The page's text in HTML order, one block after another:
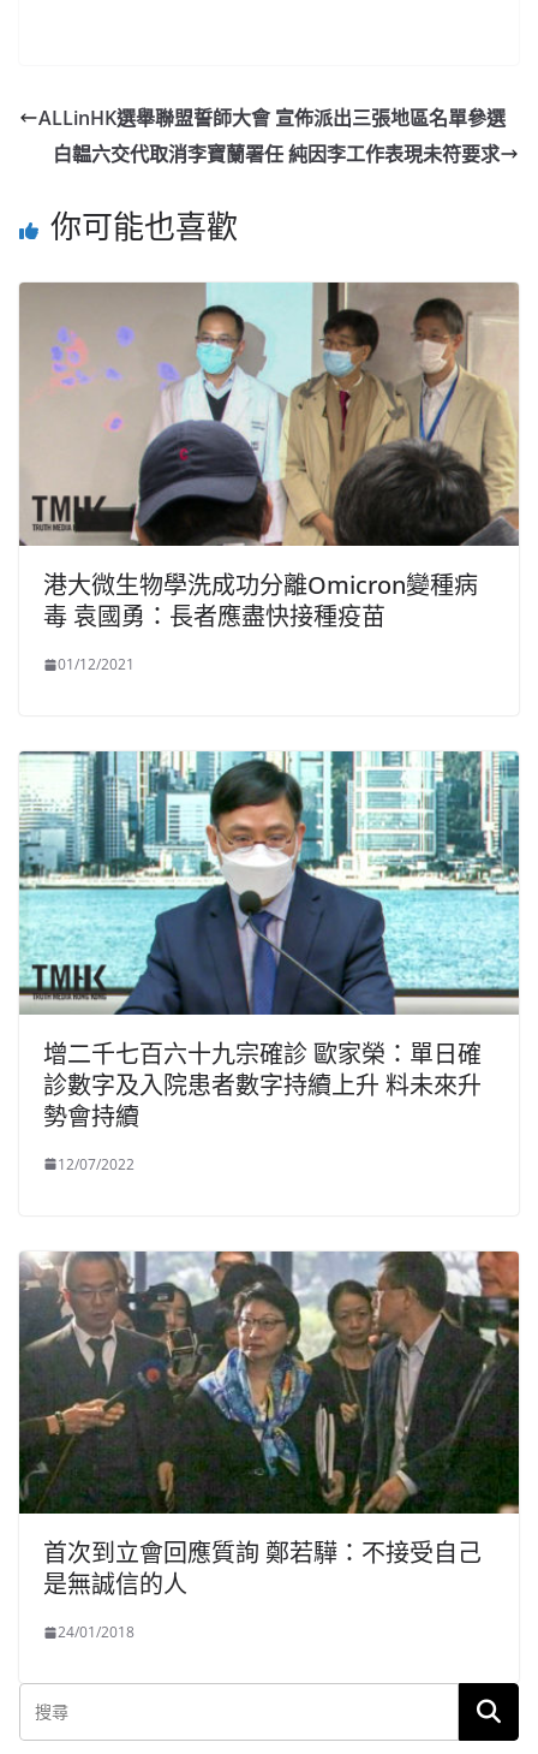
ALLinHK選舉聯盟誓師大會 宣佈派出三張地區名單參選
白韞六交代取消李寶蘭署任 純因李工作表現未符要求
你可能也喜歡
港大微生物學洗成功分離Omicron變種病
毒 袁國勇：長者應盡快接種疫苗
01/12/2021
增二千七百六十九宗確診 歐家榮：單日確
診數字及入院患者數字持續上升 料未來升
勢會持續
12/07/2022
首次到立會回應質詢 鄭若驊：不接受自己
是無誠信的人
24/01/2018